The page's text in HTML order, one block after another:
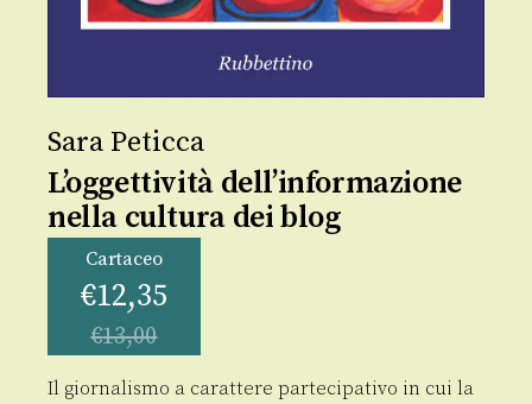
Sara Peticca
L’oggettività dell’informazione
nella cultura dei blog
Cartaceo
€12,35
€13,00
Il giornalismo a carattere partecipativo in cui la